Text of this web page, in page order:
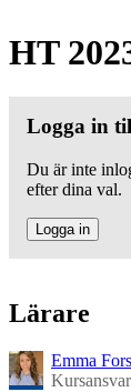
HT
Logga in
Du är inte
efter dina val.
Logga in
Lärare
Emma